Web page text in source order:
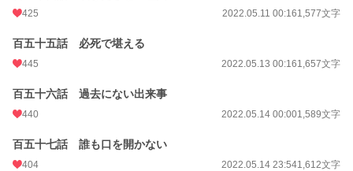
425 2022.05.11 00:161,577文字
百五十五話 必死で堪える
445 2022.05.13 00:161,657文字
百五十六話 過去にない出来事
440 2022.05.14 00:001,589文字
百五十七話 誰も口を開かない
404 2022.05.14 23:541,612文字